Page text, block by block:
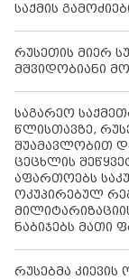
საქმის
რუსეთის მიერ
მშვიდობიანი
საგარეო
წლისთავზე,
შუამავლობით
ცეცხლის
აფართოებს
ოკუპირებულ
ნაბიჯებს მათი
რუსებმა